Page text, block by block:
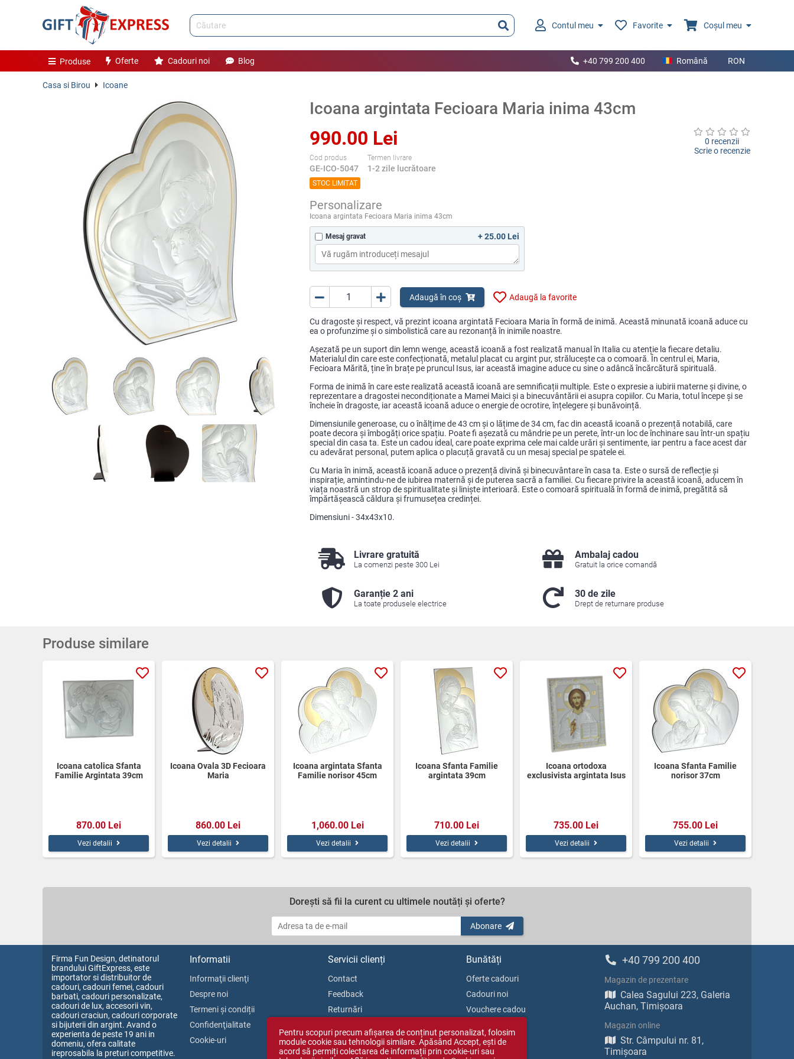
Contul meu Favorite Coșul meu
Produse Oferte Cadouri noi Blog +40 799 200 400 Română RON
Casa si Birou Icoane
Icoana argintata Fecioara Maria inima 43cm
990.00 Lei
Cod produs
GE-ICO-5047
Termen livrare
1-2 zile lucrătoare
STOC LIMITAT
0 recenzii
Scrie o recenzie
Personalizare
Icoana argintata Fecioara Maria inima 43cm
Mesaj gravat + 25.00 Lei
Adaugă în coș Adaugă la favorite
Cu dragoste și respect, vă prezint icoana argintată Fecioara Maria în formă de inimă. Această minunată icoană aduce cu
ea o profunzime și o simbolistică care au rezonanță în inimile noastre.
Așezată pe un suport din lemn wenge, această icoană a fost realizată manual în Italia cu atenție la fiecare detaliu.
Materialul din care este confecționată, metalul placat cu argint pur, strălucește ca o comoară. În centrul ei, Maria,
Fecioara Mărită, ține în brațe pe pruncul Isus, iar această imagine aduce cu sine o adâncă încărcătură spirituală.
Forma de inimă în care este realizată această icoană are semnificații multiple. Este o expresie a iubirii materne și divine, o
reprezentare a dragostei necondiționate a Mamei Maici și a binecuvântării ei asupra copiilor. Cu Maria, totul începe și se
încheie în dragoste, iar această icoană aduce o energie de ocrotire, înțelegere și bunăvoință.
Dimensiunile generoase, cu o înălțime de 43 cm și o lățime de 34 cm, fac din această icoană o prezență notabilă, care
poate decora și îmbogăți orice spațiu. Poate fi așezată cu mândrie pe un perete, într-un loc de închinare sau într-un spațiu
special din casa ta. Este un cadou ideal, care poate exprima cele mai calde urări și sentimente, iar pentru a face acest dar
cu adevărat personal, putem aplica o placuță gravată cu un mesaj special pe spatele ei.
Cu Maria în inimă, această icoană aduce o prezență divină și binecuvântare în casa ta. Este o sursă de reflecție și
inspirație, amintindu-ne de iubirea maternă și de puterea sacră a familiei. Cu fiecare privire la această icoană, aducem în
viața noastră un strop de spiritualitate și liniște interioară. Este o comoară spirituală în formă de inimă, pregătită să
împărtășească căldura și frumusețea credinței.
Dimensiuni - 34x43x10.
Livrare gratuită
La comenzi peste 300 Lei
Ambalaj cadou
Gratuit la orice comandă
Garanție 2 ani
La toate produsele electrice
30 de zile
Drept de returnare produse
Produse similare
Icoana catolica Sfanta
Familie Argintata 39cm
870.00 Lei
Vezi detalii
Icoana Ovala 3D Fecioara
Maria
860.00 Lei
Vezi detalii
Icoana argintata Sfanta
Familie norisor 45cm
1,060.00 Lei
Vezi detalii
Icoana Sfanta Familie
argintata 39cm
710.00 Lei
Vezi detalii
Icoana ortodoxa
exclusivista argintata Isus
735.00 Lei
Vezi detalii
Icoana Sfanta Familie
norisor 37cm
755.00 Lei
Vezi detalii
Dorești să fii la curent cu ultimele noutăți și oferte?
Abonare
Firma Fun Design, detinatorul
brandului GiftExpress, este
importator si distribuitor de
cadouri, cadouri femei, cadouri
barbati, cadouri personalizate,
cadouri de lux, accesorii vin,
cadouri craciun, cadouri corporate
si bijuterii din argint. Avand o
experienta de peste 19 ani in
domeniu, ofera calitate
ireprosabila la preturi competitive.
Informatii
Informaţii clienţi
Despre noi
Termeni și condiții
Confidenţialitate
Cookie-uri
Servicii clienți
Contact
Feedback
Returnări
ANPC
Bunătăți
Oferte cadouri
Cadouri noi
Vouchere cadou
+40 799 200 400
Magazin de prezentare
Calea Sagului 223, Galeria
Auchan, Timișoara
Magazin online
Str. Câmpului nr. 81,
Timișoara
Pentru scopuri precum afișarea de conținut personalizat, folosim
module cookie sau tehnologii similare. Apăsând Accept, ești de
acord să permiți colectarea de informații prin cookie-uri sau